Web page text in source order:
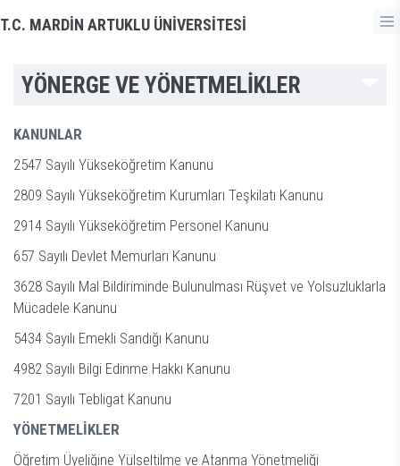
T.C. MARDİN ARTUKLU ÜNİVERSİTESİ
YÖNERGE VE YÖNETMELİKLER
KANUNLAR
2547 Sayılı Yükseköğretim Kanunu
2809 Sayılı Yükseköğretim Kurumları Teşkilatı Kanunu
2914 Sayılı Yükseköğretim Personel Kanunu
657 Sayılı Devlet Memurları Kanunu
3628 Sayılı Mal Bildiriminde Bulunulması Rüşvet ve Yolsuzluklarla
Mücadele Kanunu
5434 Sayılı Emekli Sandığı Kanunu
4982 Sayılı Bilgi Edinme Hakkı Kanunu
7201 Sayılı Tebligat Kanunu
YÖNETMELİKLER
Öğretim Üyeliğine Yülseltilme ve Atanma Yönetmeliği